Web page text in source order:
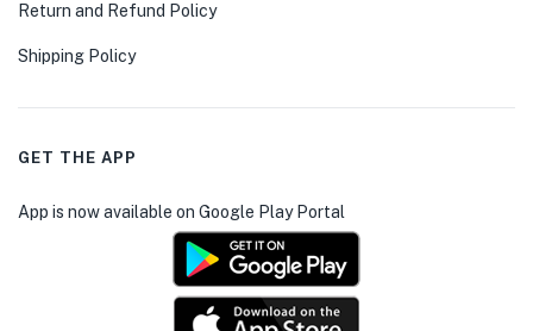
Return and Refund Policy
Shipping Policy
GET THE APP
App is now available on Google Play Portal